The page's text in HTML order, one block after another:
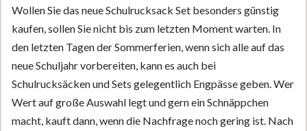
Wollen Sie das neue Schulrucksack Set besonders günstig
kaufen, sollen Sie nicht bis zum letzten Moment warten. In
den letzten Tagen der Sommerferien, wenn sich alle auf das
neue Schuljahr vorbereiten, kann es auch bei
Schulrucksäcken und Sets gelegentlich Engpässe geben. Wer
Wert auf große Auswahl legt und gern ein Schnäppchen
macht, kauft dann, wenn die Nachfrage noch gering ist. Nach